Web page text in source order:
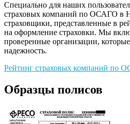
Специально для наших
страховых компаний по ОСАГО в
страховщики, представленные в
на оформление страховки. Мы
проверенные организации,
надежность.
Рейтинг страховых компаний по
Образцы полисов